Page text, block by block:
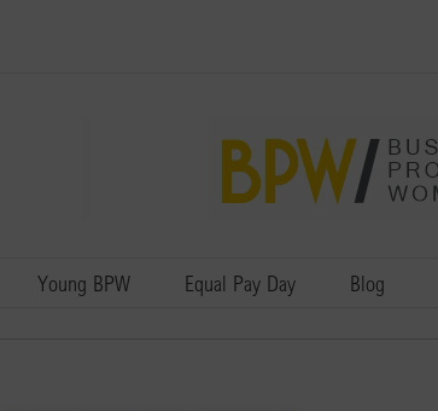
Young BPW Equal Pay Day Blog